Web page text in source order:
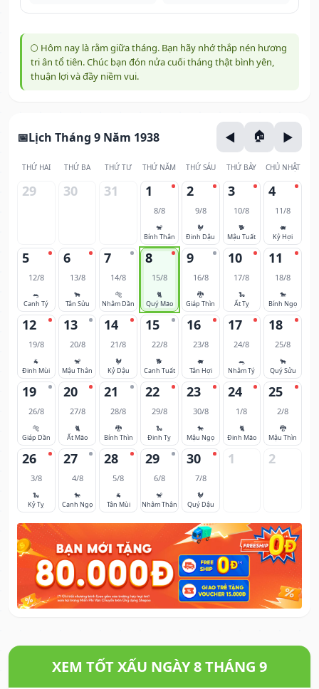
🌕 Hôm nay là rằm giữa tháng. Bạn hãy nhớ thắp nén hương
tri ân tổ tiên. Chúc bạn đón nửa cuối tháng thật bình yên,
thuận lợi và đầy niềm vui.
Lịch Tháng 9 Năm 1938
THỨ HAI THỨ BA THỨ TƯ THỨ NĂM THỨ SÁU THỨ BẢY CHỦ NHẬT
29 30 31 1
8/8
🐒
Bính Thân
2
9/8
🐓
Đinh Dậu
3
10/8
🐕
Mậu Tuất
4
11/8
🐖
Kỷ Hợi
5
12/8
🐀
Canh Tý
6
13/8
🐂
Tân Sửu
7
14/8
🐅
Nhâm Dần
8
15/8
🐈
Quý Mão
9
16/8
🐉
Giáp Thìn
10
17/8
🐍
Ất Tỵ
11
18/8
🐎
Bính Ngọ
12
19/8
🐐
Đinh Mùi
13
20/8
🐒
Mậu Thân
14
21/8
🐓
Kỷ Dậu
15
22/8
🐕
Canh Tuất
16
23/8
🐖
Tân Hợi
17
24/8
🐀
Nhâm Tý
18
25/8
🐂
Quý Sửu
19
26/8
🐅
Giáp Dần
20
27/8
🐈
Ất Mão
21
28/8
🐉
Bính Thìn
22
29/8
🐍
Đinh Tỵ
23
30/8
🐎
Mậu Ngọ
24
1/8
🐈
Đinh Mão
25
2/8
🐉
Mậu Thìn
26
3/8
🐍
Kỷ Tỵ
27
4/8
🐎
Canh Ngọ
28
5/8
🐐
Tân Mùi
29
6/8
🐒
Nhâm Thân
30
7/8
🐓
Quý Dậu
1 2
XEM TỐT XẤU NGÀY 8 THÁNG 9